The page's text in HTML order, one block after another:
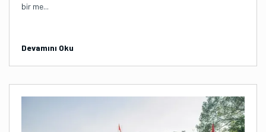
bir me...
Devamını Oku